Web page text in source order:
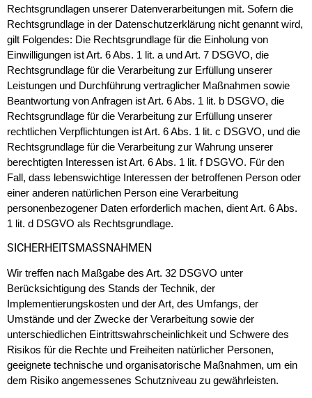
Rechtsgrundlagen unserer Datenverarbeitungen mit. Sofern die
Rechtsgrundlage in der Datenschutzerklärung nicht genannt wird,
gilt Folgendes: Die Rechtsgrundlage für die Einholung von
Einwilligungen ist Art. 6 Abs. 1 lit. a und Art. 7 DSGVO, die
Rechtsgrundlage für die Verarbeitung zur Erfüllung unserer
Leistungen und Durchführung vertraglicher Maßnahmen sowie
Beantwortung von Anfragen ist Art. 6 Abs. 1 lit. b DSGVO, die
Rechtsgrundlage für die Verarbeitung zur Erfüllung unserer
rechtlichen Verpflichtungen ist Art. 6 Abs. 1 lit. c DSGVO, und die
Rechtsgrundlage für die Verarbeitung zur Wahrung unserer
berechtigten Interessen ist Art. 6 Abs. 1 lit. f DSGVO. Für den
Fall, dass lebenswichtige Interessen der betroffenen Person oder
einer anderen natürlichen Person eine Verarbeitung
personenbezogener Daten erforderlich machen, dient Art. 6 Abs.
1 lit. d DSGVO als Rechtsgrundlage.
SICHERHEITSMASSNAHMEN
Wir treffen nach Maßgabe des Art. 32 DSGVO unter
Berücksichtigung des Stands der Technik, der
Implementierungskosten und der Art, des Umfangs, der
Umstände und der Zwecke der Verarbeitung sowie der
unterschiedlichen Eintrittswahrscheinlichkeit und Schwere des
Risikos für die Rechte und Freiheiten natürlicher Personen,
geeignete technische und organisatorische Maßnahmen, um ein
dem Risiko angemessenes Schutzniveau zu gewährleisten.